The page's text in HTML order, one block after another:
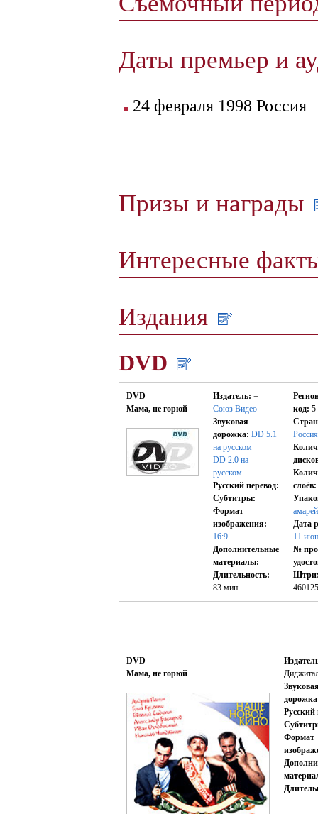
Даты премьер и
24 февраля 1998 Россия
Призы и награды
Интересные
Издания
DVD
DVD
Мама, не горюй
Издатель: =
Союз Видео
Звуковая
дорожка: DD 5.1
на русском
DD 2.0 на
русском
Русский перевод:
Субтитры:
Формат
изображения:
16:9
Дополнительные
материалы:
Длительность:
83 мин.
код: 5
Россия
слоёв:
амарей
Дата
11
№
DVD
Мама, не горюй
Русский
Формат